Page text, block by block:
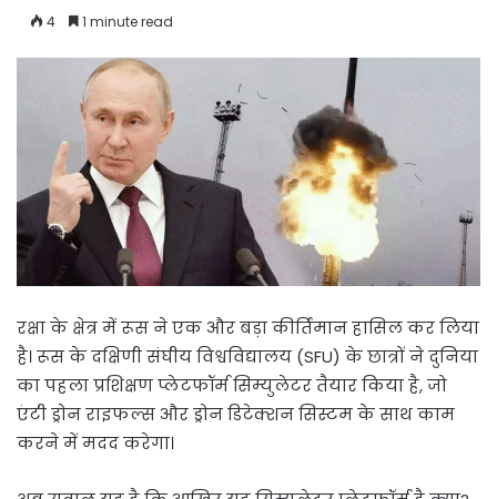
4 1 minute read
रक्षा के क्षेत्र में रूस ने एक और बड़ा कीर्तिमान हासिल कर लिया
है। रूस के दक्षिणी संघीय विश्वविद्यालय (SFU) के छात्रों ने दुनिया
का पहला प्रशिक्षण प्लेटफॉर्म सिम्युलेटर तैयार किया है, जो
एंटी ड्रोन राइफल्स और ड्रोन डिटेक्शन सिस्टम के साथ काम
करने में मदद करेगा।